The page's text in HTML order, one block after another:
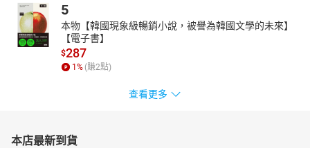
5
本物【韓國現象級暢銷小說，被譽為韓國文學的未來】
【電子書】
$287
1 % (賺2點)
查看更多
本店最新到貨